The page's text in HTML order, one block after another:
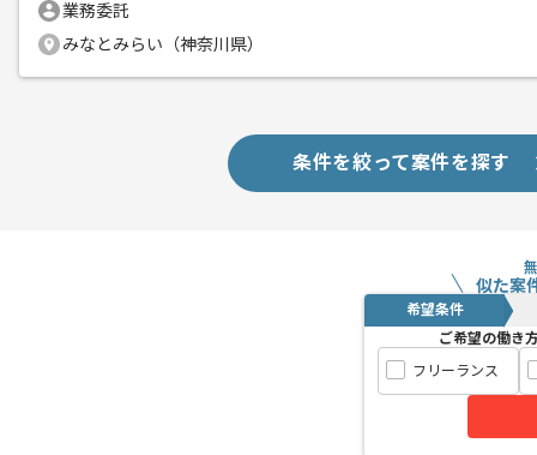
エージェントからのコ
レバテックでの実績がある企業の案件で
複数案件を保有している企業ですので、
ご経験と実績に応じて別案件のご提案
スキルアップされたい方、長期的に参
業務委託
みなとみらい（神奈川県）
条件を絞って案件を探す
似た案
希望条件
ご希望の働き
フリーランス